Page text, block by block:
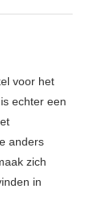
voor het
echter een
anders
zich
in